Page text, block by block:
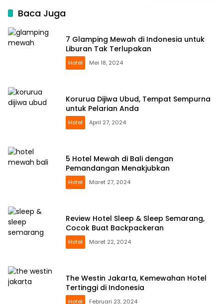
Baca Juga
7 Glamping Mewah di Indonesia untuk
Liburan Tak Terlupakan
Hotel Mei 18, 2024
Korurua Dijiwa Ubud, Tempat Sempurna
untuk Pelarian Anda
Hotel April 27, 2024
5 Hotel Mewah di Bali dengan
Pemandangan Menakjubkan
Hotel Maret 27, 2024
Review Hotel Sleep & Sleep Semarang,
Cocok Buat Backpackeran
Hotel Maret 22, 2024
The Westin Jakarta, Kemewahan Hotel
Tertinggi di Indonesia
Hotel Februari 23, 2024